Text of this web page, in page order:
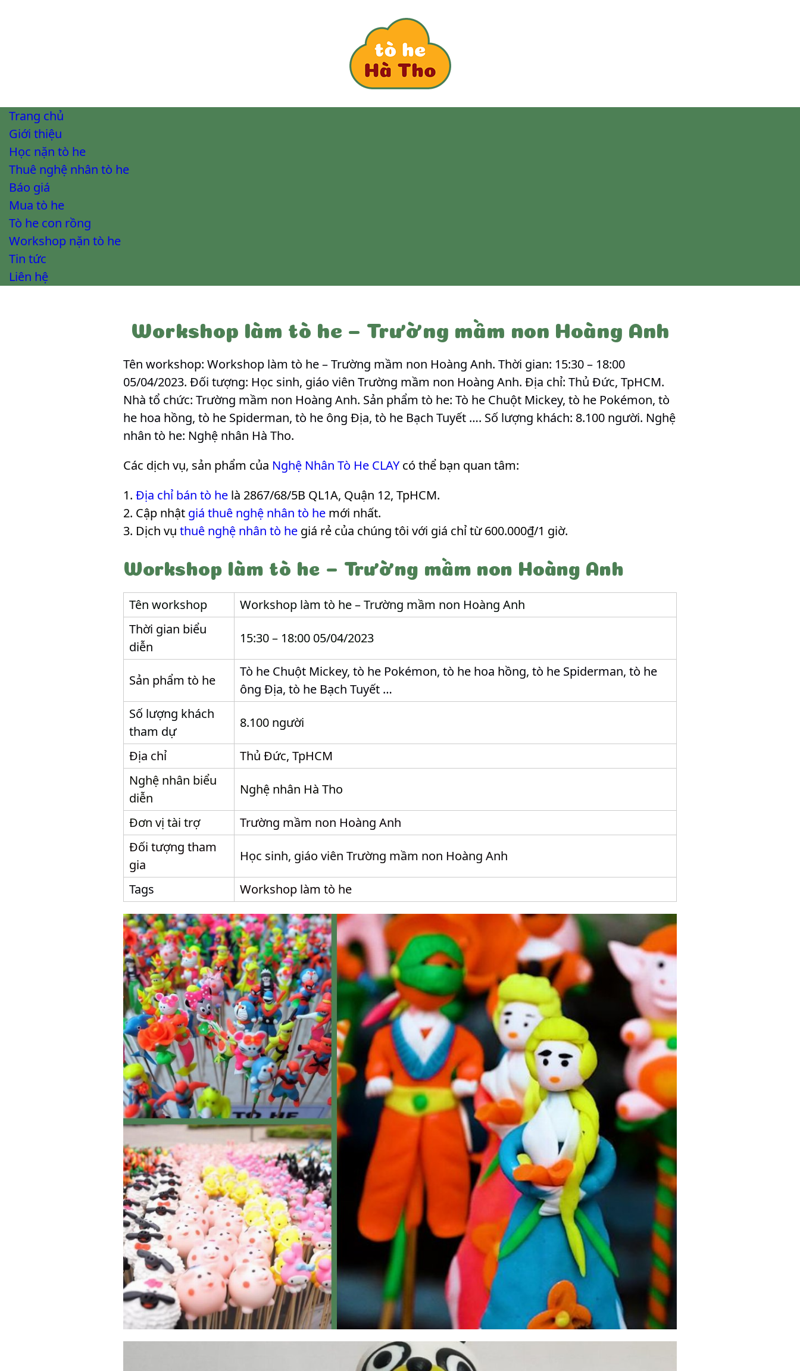
Trang chủ
Giới thiệu
Học nặn tò he
Thuê nghệ nhân tò he
Báo giá
Mua tò he
Tò he con rồng
Workshop nặn tò he
Tin tức
Liên hệ
Workshop làm tò he – Trường mầm non Hoàng Anh
Tên workshop: Workshop làm tò he – Trường mầm non Hoàng Anh. Thời gian: 15:30 – 18:00
05/04/2023. Đối tượng: Học sinh, giáo viên Trường mầm non Hoàng Anh. Địa chỉ: Thủ Đức, TpHCM.
Nhà tổ chức: Trường mầm non Hoàng Anh. Sản phẩm tò he: Tò he Chuột Mickey, tò he Pokémon, tò
he hoa hồng, tò he Spiderman, tò he ông Địa, tò he Bạch Tuyết …. Số lượng khách: 8.100 người. Nghệ
nhân tò he: Nghệ nhân Hà Tho.
Các dịch vụ, sản phẩm của Nghệ Nhân Tò He CLAY có thể bạn quan tâm:
Địa chỉ bán tò he là 2867/68/5B QL1A, Quận 12, TpHCM.
Cập nhật giá thuê nghệ nhân tò he mới nhất.
Dịch vụ thuê nghệ nhân tò he giá rẻ của chúng tôi với giá chỉ từ 600.000₫/1 giờ.
Workshop làm tò he – Trường mầm non Hoàng Anh
Tên workshop
Workshop làm tò he – Trường mầm non Hoàng Anh
Thời gian biểu
diễn
15:30 – 18:00 05/04/2023
Sản phẩm tò he
Tò he Chuột Mickey, tò he Pokémon, tò he hoa hồng, tò he Spiderman, tò he
ông Địa, tò he Bạch Tuyết …
Số lượng khách
tham dự
8.100 người
Địa chỉ
Thủ Đức, TpHCM
Nghệ nhân biểu
diễn
Nghệ nhân Hà Tho
Đơn vị tài trợ
Trường mầm non Hoàng Anh
Đối tượng tham
gia
Học sinh, giáo viên Trường mầm non Hoàng Anh
Tags Workshop làm tò he